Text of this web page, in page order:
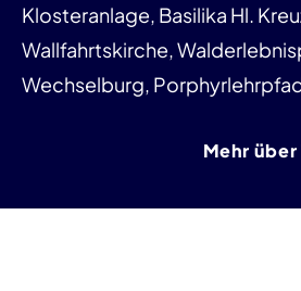
Klosteranlage, Basilika Hl.
Wallfahrtskirche,
Wechselburg,
Mehr